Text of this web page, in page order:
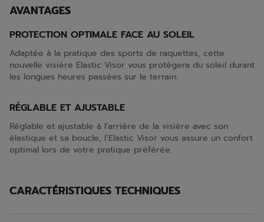
AVANTAGES
PROTECTION OPTIMALE FACE AU SOLEIL
Adaptée à la pratique des sports de raquettes, cette
nouvelle visière Elastic Visor vous protègera du soleil durant
les longues heures passées sur le terrain.
RÉGLABLE ET AJUSTABLE
Réglable et ajustable à l’arrière de la visière avec son
élastique et sa boucle, l’Elastic Visor vous assure un confort
optimal lors de votre pratique préférée.
CARACTÉRISTIQUES TECHNIQUES